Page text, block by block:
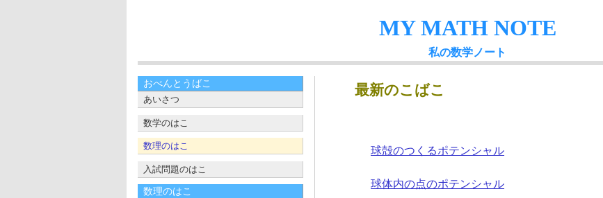
MY MATH NOTE
私の数学ノート
最新のこばこ
球殻のつくるポテンシャル
球体内の点のポテンシャル
おべんとうばこ
あいさつ
数学のはこ
数理のはこ
入試問題のはこ
数理のはこ